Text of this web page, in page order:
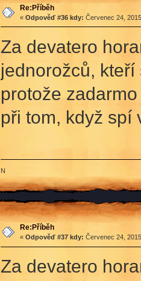
Re:Příběh
« Odpověď #36 kdy: Červenec 24,
Za devatero
jednorožců,
protože
při tom, když spí
N
Re:Příběh
« Odpověď #37 kdy: Červenec 24,
Za devatero